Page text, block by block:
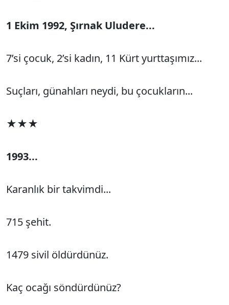
1 Ekim 1992, Şırnak Uludere...
7’si çocuk, 2’si kadın, 11 Kürt yurttaşımız...
Suçları, günahları neydi, bu çocukların...
★★★
1993...
Karanlık bir takvimdi...
715 şehit.
1479 sivil öldürdünüz.
Kaç ocağı söndürdünüz?